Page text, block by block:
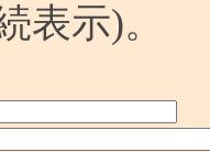
表示)。